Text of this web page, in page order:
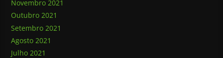
Novembro 2021
Outubro 2021
Setembro 2021
Agosto 2021
Julho 2021